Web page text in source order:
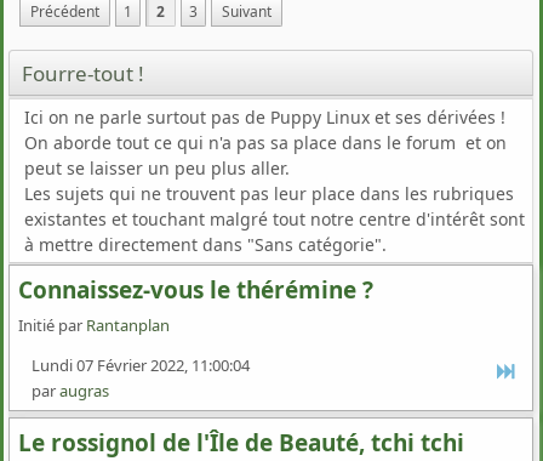
Précédent 1 2 3 Suivant
Fourre-tout !
Ici on ne parle surtout pas de Puppy Linux et ses dérivées !
On aborde tout ce qui n'a pas sa place dans le forum et on
peut se laisser un peu plus aller.
Les sujets qui ne trouvent pas leur place dans les rubriques
existantes et touchant malgré tout notre centre d'intérêt sont
à mettre directement dans "Sans catégorie".
Connaissez-vous le thérémine ?
Initié par Rantanplan
Lundi 07 Février 2022, 11:00:04
paraugras
Le rossignol de l'Île de Beauté, tchi tchi